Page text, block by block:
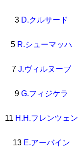
3 D.クルサード
5 R.シューマッハ
7 J.ヴィルヌーブ
9 G.フィジケラ
11 H.H.フレンツェン
13 E.アーバイン